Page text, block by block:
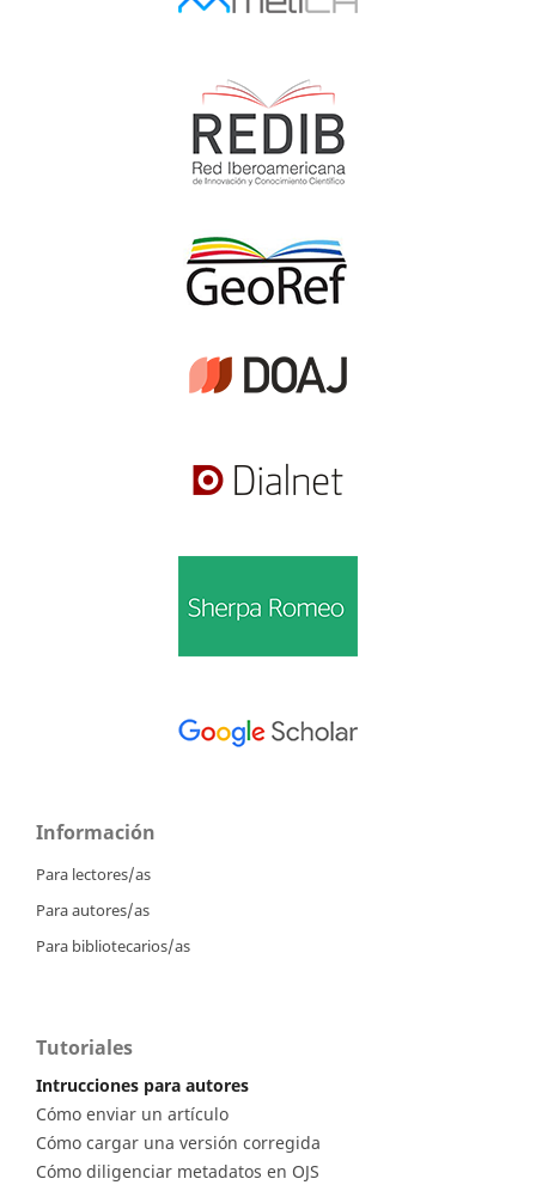
Información
Para lectores/as
Para autores/as
Para bibliotecarios/as
Tutoriales
Intrucciones para autores
Cómo enviar un artículo
Cómo cargar una versión corregida
Cómo diligenciar metadatos en OJS